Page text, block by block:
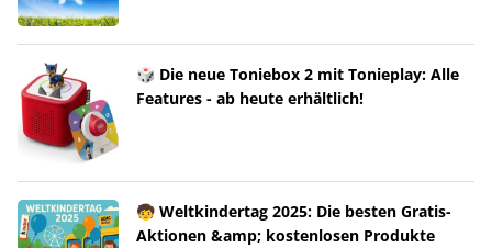
🎲 Die neue Toniebox 2 mit Tonieplay: Alle
Features - ab heute erhältlich!
🧒 Weltkindertag 2025: Die besten Gratis-
Aktionen &amp; kostenlosen Produkte